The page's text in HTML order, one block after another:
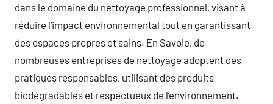
dans le domaine du nettoyage professionnel, visant à
réduire l’impact environnemental tout en garantissant
des espaces propres et sains. En Savoie, de
nombreuses entreprises de nettoyage adoptent des
pratiques responsables, utilisant des produits
biodégradables et respectueux de l’environnement.